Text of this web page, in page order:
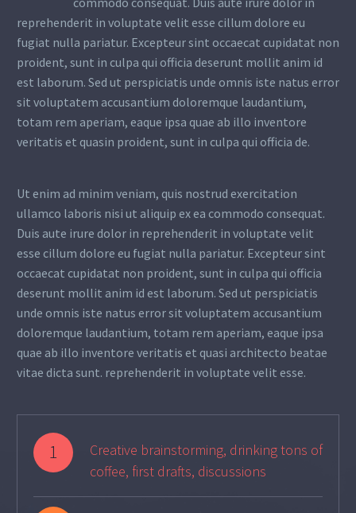
reprehenderit in voluptate velit esse cillum dolore eu
fugiat nulla pariatur. Excepteur sint occaecat cupidatat non
proident, sunt in culpa qui officia deserunt mollit anim id
est laborum. Sed ut perspiciatis unde omnis iste natus error
sit voluptatem accusantium doloremque laudantium,
totam rem aperiam, eaque ipsa quae ab illo inventore
veritatis et quasin proident, sunt in culpa qui officia de.
Ut enim ad minim veniam, quis nostrud exercitation
ullamco laboris nisi ut aliquip ex ea commodo consequat.
Duis aute irure dolor in reprehenderit in voluptate velit
esse cillum dolore eu fugiat nulla pariatur. Excepteur sint
occaecat cupidatat non proident, sunt in culpa qui officia
deserunt mollit anim id est laborum. Sed ut perspiciatis
unde omnis iste natus error sit voluptatem accusantium
doloremque laudantium, totam rem aperiam, eaque ipsa
quae ab illo inventore veritatis et quasi architecto beatae
vitae dicta sunt. reprehenderit in voluptate velit esse.
1
Creative brainstorming, drinking tons of
coffee, first drafts, discussions